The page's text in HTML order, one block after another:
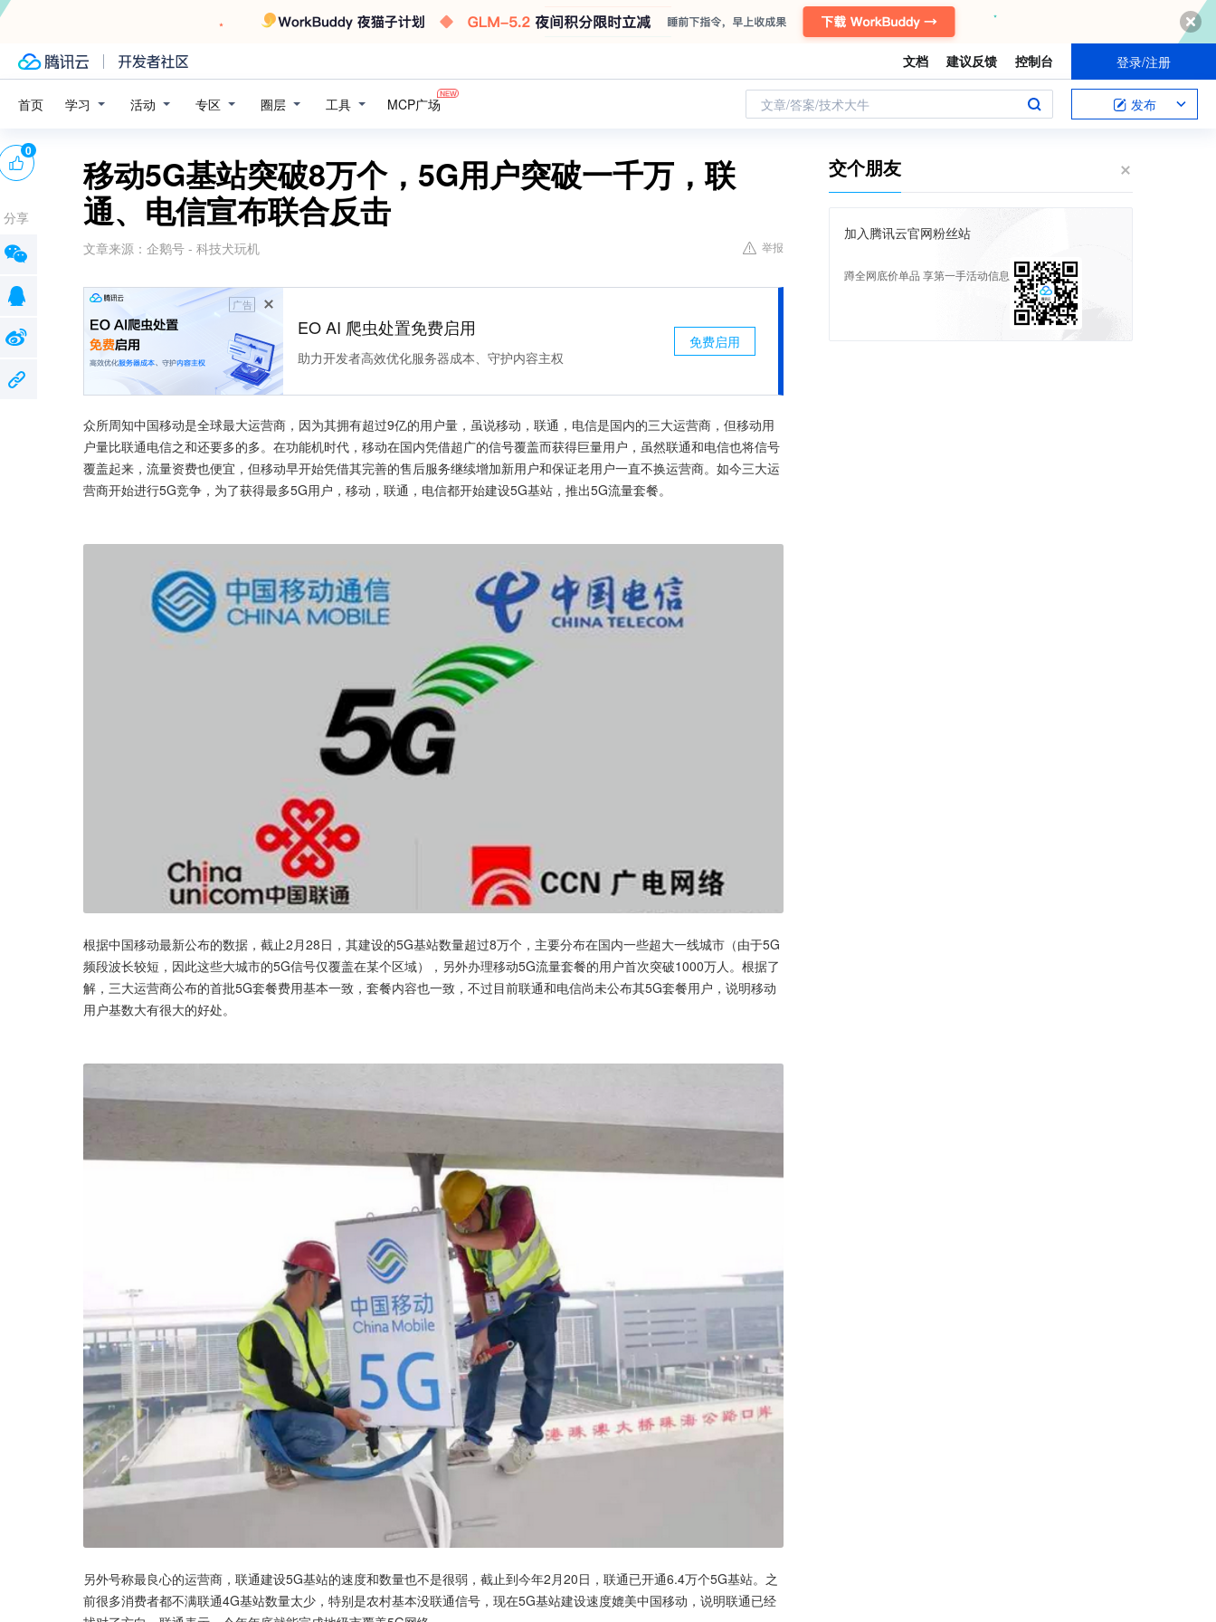
文档 建议反馈 控制台 登录/注册
首页 学习 活动 专区 圈层 工具 MCP广场 文章/答案/技术大牛 发布
移动5G基站突破8万个，5G用户突破一千万，联
通、电信宣布联合反击
文章来源： 企鹅号 - 科技犬玩机 举报
广告
EO AI 爬虫处置免费启用
助力开发者高效优化服务器成本、守护内容主权
免费启用
众所周知中国移动是全球最大运营商，因为其拥有超过9亿的用户量，虽说移动，联通，电信是国内的三大运营商，但移动用
户量比联通电信之和还要多的多。在功能机时代，移动在国内凭借超广的信号覆盖而获得巨量用户，虽然联通和电信也将信号
覆盖起来，流量资费也便宜，但移动早开始凭借其完善的售后服务继续增加新用户和保证老用户一直不换运营商。如今三大运
营商开始进行5G竞争，为了获得最多5G用户，移动，联通，电信都开始建设5G基站，推出5G流量套餐。
根据中国移动最新公布的数据，截止2月28日，其建设的5G基站数量超过8万个，主要分布在国内一些超大一线城市（由于5G
频段波长较短，因此这些大城市的5G信号仅覆盖在某个区域），另外办理移动5G流量套餐的用户首次突破1000万人。根据了
解，三大运营商公布的首批5G套餐费用基本一致，套餐内容也一致，不过目前联通和电信尚未公布其5G套餐用户，说明移动
用户基数大有很大的好处。
另外号称最良心的运营商，联通建设5G基站的速度和数量也不是很弱，截止到今年2月20日，联通已开通6.4万个5G基站。之
前很多消费者都不满联通4G基站数量太少，特别是农村基本没联通信号，现在5G基站建设速度媲美中国移动，说明联通已经
0
分享
交个朋友
加入腾讯云官网粉丝站
蹲全网底价单品 享第一手活动信息